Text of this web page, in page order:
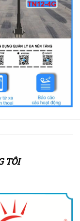
TÔI